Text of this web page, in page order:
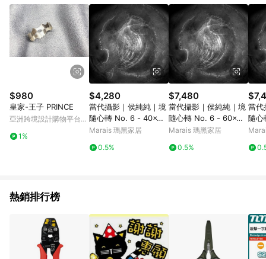
3. 訂單回饋金額將扣除運費/購物金/超贈點/福利金/紅利折抵/折
價券等虛擬貨幣折抵 4. 大宗採購或批發轉賣不具回饋資格： 如
有相關事證認定您為大宗採購、批發轉賣而非最終消費使用者，
相關認定以Yahoo購物中心之認定為準
$980
皇家-王子 PRINCE
亞洲跨境設計購物平台
1%
$4,280
當代攝影｜侯純純｜境
隨心轉 No. 6 - 40x40
cm-黑胡桃色鋁框
Marais 瑪黑家居
0.5%
$7,480
當代攝影｜侯純純｜境
隨心轉 No. 6 - 60x60
cm-黑色鋁框
Marais 瑪黑家居
0.5%
當代
隨
cm-
熱銷排行榜